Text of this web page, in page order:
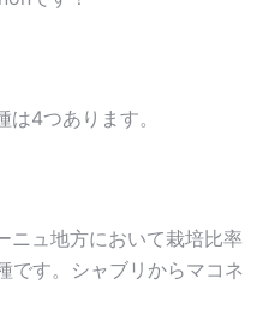
4つあります。
ニュ地方において栽培比率
です。シャブリからマコネ